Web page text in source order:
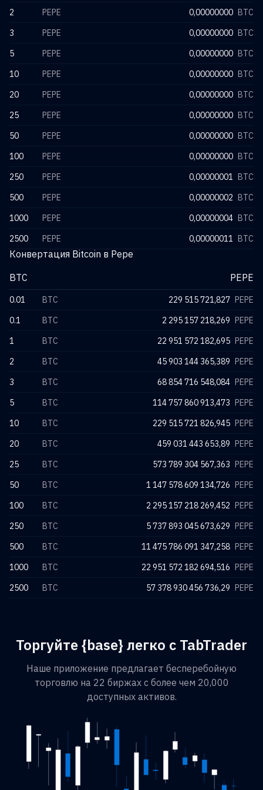
2 PEPE 0,00000000 BTC
3
PEPE 0,00000000 BTC
5
PEPE 0,00000000 BTC
10
PEPE 0,00000000 BTC
20
PEPE 0,00000000 BTC
25
PEPE 0,00000000 BTC
50
PEPE 0,00000000 BTC
100
PEPE 0,00000000 BTC
250
PEPE 0,00000001 BTC
500
PEPE 0,00000002 BTC
1000
PEPE 0,00000004 BTC
2500
PEPE 0,00000011 BTC
Конвертация Bitcoin в Pepe
BTC
PEPE
0.01 BTC 229 515 721,827 PEPE
0.1
BTC 2 295 157 218,269 PEPE
1
BTC 22 951 572 182,695 PEPE
2
BTC 45 903 144 365,389 PEPE
3
BTC 68 854 716 548,084 PEPE
5
BTC 114 757 860 913,473 PEPE
10
BTC 229 515 721 826,945 PEPE
20
BTC 459 031 443 653,89 PEPE
25
BTC 573 789 304 567,363 PEPE
50
BTC 1 147 578 609 134,726 PEPE
100
BTC 2 295 157 218 269,452 PEPE
250
BTC 5 737 893 045 673,629 PEPE
500
BTC 11 475 786 091 347,258 PEPE
1000
BTC 22 951 572 182 694,516 PEPE
2500
BTC 57 378 930 456 736,29 PEPE
Торгуйте {base} легко с TabTrader
Наше приложение предлагает бесперебойную
торговлю на 22 биржах с более чем 20,000
доступных активов.